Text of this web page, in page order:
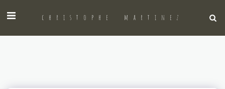
christophe martinez